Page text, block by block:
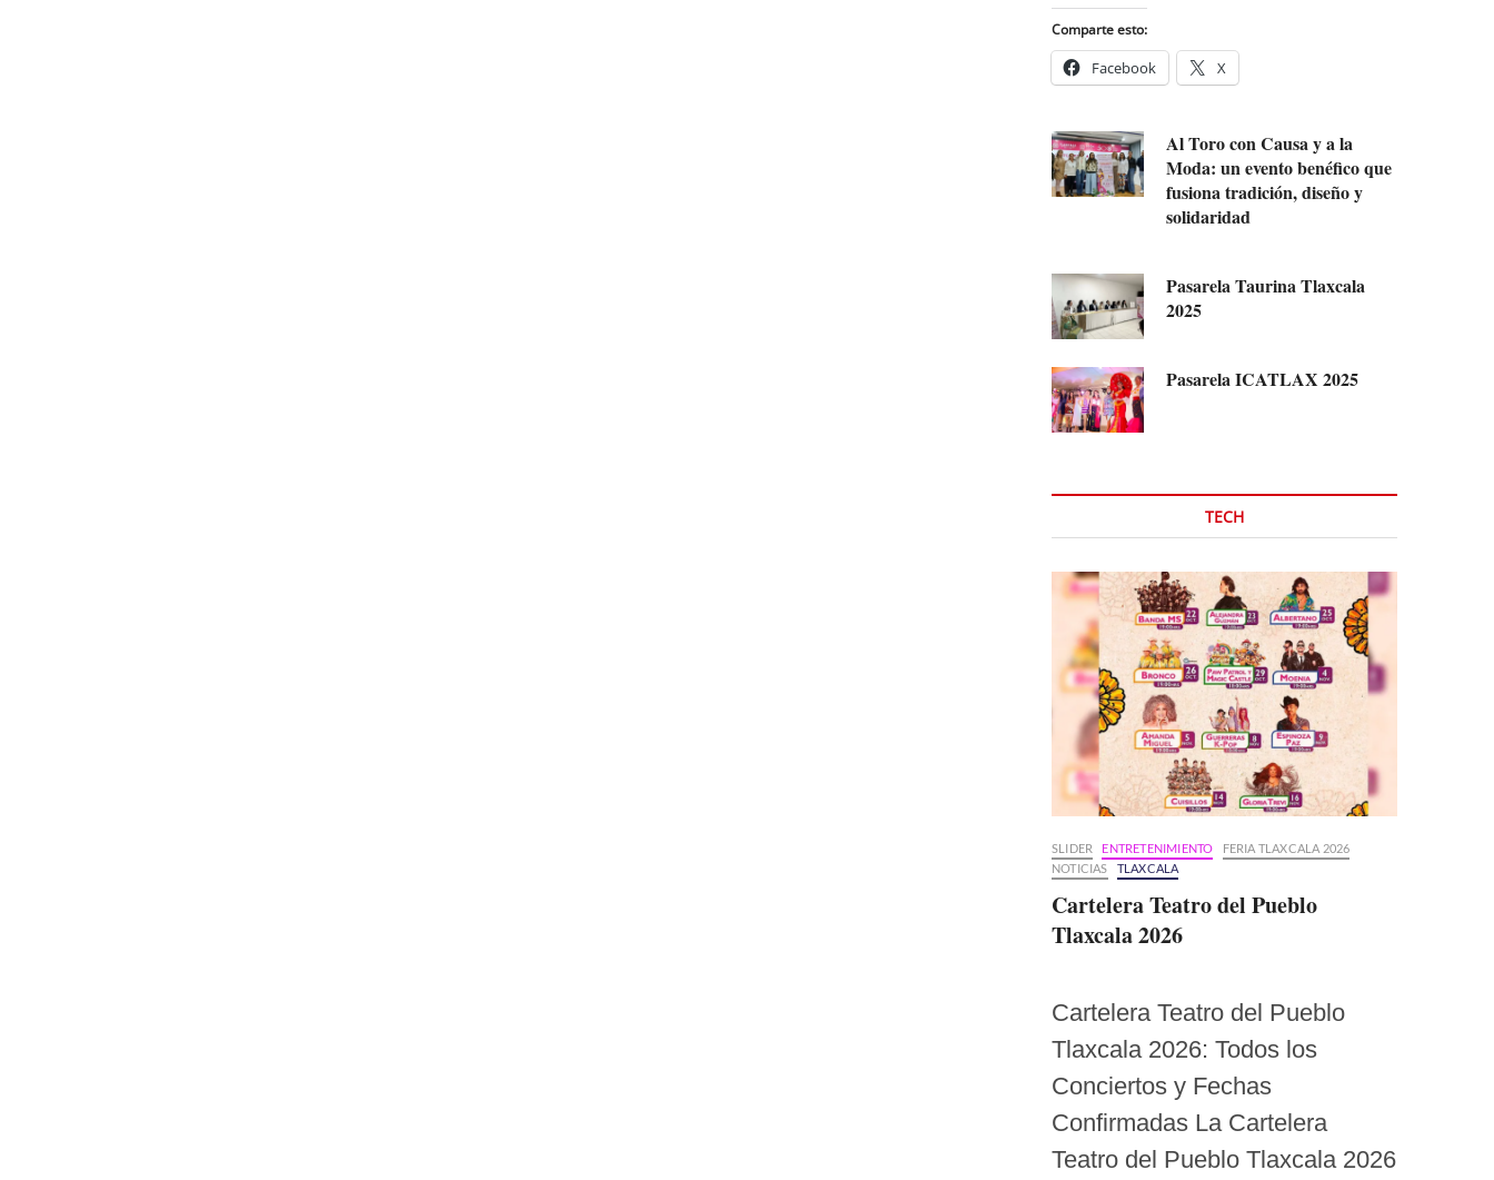
Comparte esto:
Facebook X
Al Toro con Causa y a la
Moda: un evento benéfico que
fusiona tradición, diseño y
solidaridad
Pasarela Taurina Tlaxcala
2025
Pasarela ICATLAX 2025
TECH
SLIDER ENTRETENIMIENTO
FERIA TLAXCALA 2026
NOTICIAS
TLAXCALA
Cartelera Teatro del Pueblo
Tlaxcala 2026
Cartelera Teatro del Pueblo
Tlaxcala 2026: Todos los
Conciertos y Fechas
Confirmadas La Cartelera
Teatro del Pueblo Tlaxcala 2026